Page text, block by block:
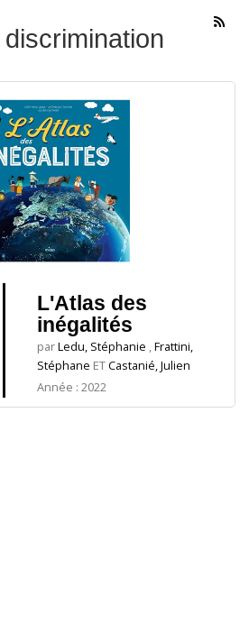
L'Atlas des
inégalités
parLedu, Stéphanie ,Frattini,
Stéphane ETCastanié, Julien
Année : 2022